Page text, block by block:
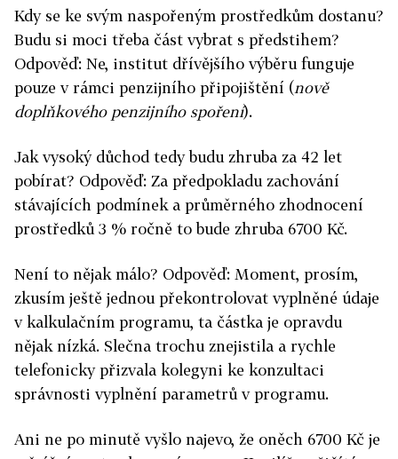
Kdy se ke svým naspořeným prostředkům dostanu?
Budu si moci třeba část vybrat s předstihem?
Odpověď: Ne, institut dřívějšího výběru funguje
pouze v rámci penzijního připojištění (nově
doplňkového penzijního spoření).
Jak vysoký důchod tedy budu zhruba za 42 let
pobírat? Odpověď: Za předpokladu zachování
stávajících podmínek a průměrného zhodnocení
prostředků 3 % ročně to bude zhruba 6700 Kč.
Není to nějak málo? Odpověď: Moment, prosím,
zkusím ještě jednou překontrolovat vyplněné údaje
v kalkulačním programu, ta částka je opravdu
nějak nízká. Slečna trochu znejistila a rychle
telefonicky přizvala kolegyni ke konzultaci
správnosti vyplnění parametrů v programu.
Ani ne po minutě vyšlo najevo, že oněch 6700 Kč je